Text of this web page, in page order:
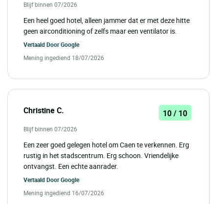
Blijf binnen 07/2026
Een heel goed hotel, alleen jammer dat er met deze hitte
geen airconditioning of zelfs maar een ventilator is.
Vertaald DoorGoogle
Mening ingediend 18/07/2026
Christine C. 10 / 10
Blijf binnen 07/2026
Een zeer goed gelegen hotel om Caen te verkennen. Erg
rustig in het stadscentrum. Erg schoon. Vriendelijke
ontvangst. Een echte aanrader.
Vertaald DoorGoogle
Mening ingediend 16/07/2026